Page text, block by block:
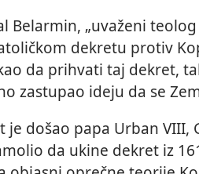
Belarmin, „uvaženi
dekretu protiv
da prihvati taj dekret,
zastupao ideju da se
je došao papa Urban VIII,
da ukine dekret iz